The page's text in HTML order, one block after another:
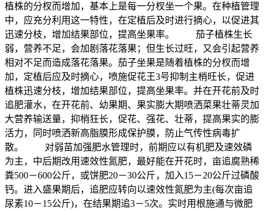
植株的分杈而增加，基本上是每一分杈坐一个果。在种植管理
中，应充分利用这一特性，在定植后及时进行摘心，以促进其
迅速分枝，增加结果部位，提高坐果率。 茄子植株生长
弱，营养不足，会加剧落花落果；但生长过旺，又会引起营养
相对不足而造成落花落果。茄子坐果是随着植株的分杈而增
加，定植后应及时摘心，喷施促花王3号抑制主梢旺长，促进
植株迅速分枝，增加结果部位，提高坐果率。并在开花前及时
追肥灌水，在开花前、幼果期、果实膨大期喷洒菜果壮蒂灵加
大营养输送量，抑梢狂长，促花、强花、壮蒂，提高果实的膨
活力，同时喷洒新高脂膜形成保护膜，防止气传性病毒扩
散。 对弱苗加强肥水管理时，前期应以有机肥及速效磷
为主，中后期改用速效性氮肥，最好能在开花时，亩追腐熟稀
粪500－600公斤，或饼肥20－30公斤，加入15－20公斤过磷酸
钙。进入盛果期后，追肥应转向以速效性氮肥为主(每次亩追
尿素10－15公斤)，在结果期追3－5次。实时用根施通与微肥